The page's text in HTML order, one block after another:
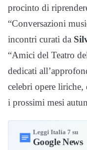
procinto di
“Conversazioni
incontri curati da
“Amici del Teatro
dedicati
celebri opere
i prossimi mesi
Leggi Italia 7 su
Google News